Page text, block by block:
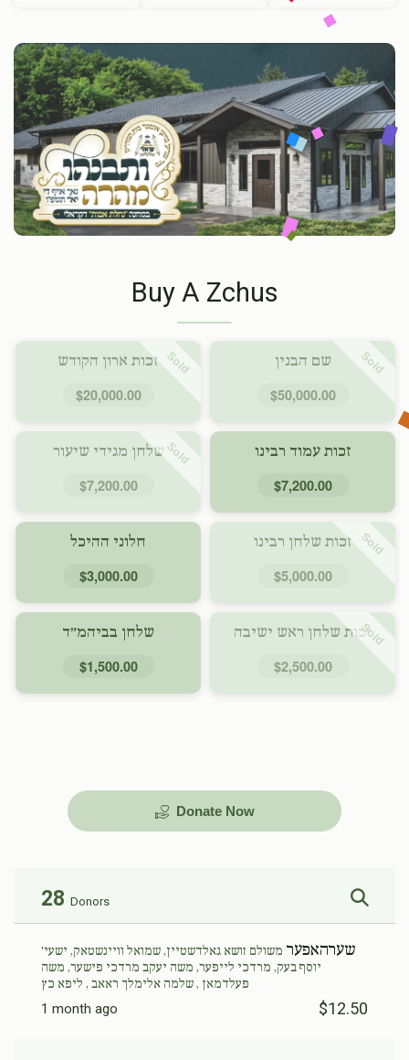
Buy A Zchus
Sold שם הבנין
$50,000.00
Sold זכות ארון הקודש
$20,000.00
זכות עמוד רבינו
$7,200.00
Sold שלחן מגידי שיעור
$7,200.00
Sold זכות שלחן רבינו
$5,000.00
חלוני ההיכל
$3,000.00
Soldזכות שלחן ראש ישיבה
$2,500.00
שלחן בביהמ״ד
$1,500.00
Donate Now
28 Donors
שערהאפער משולם זושא גאלדשטיין, שמואל וויינשטאק, ישעי'
יוסף בעק, מרדכי לייפער, משה יעקב מרדכי פישער, משה
פעלדמאן , שלמה אלימלך ראאב , ליפא כץ
1 month ago $12.50